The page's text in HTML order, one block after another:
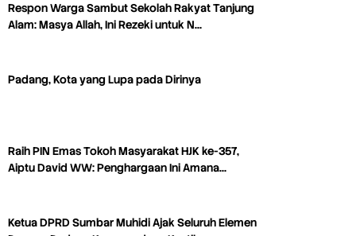
Respon Warga Sambut Sekolah Rakyat Tanjung
Alam: Masya Allah, Ini Rezeki untuk N…
Padang, Kota yang Lupa pada Dirinya
Raih PIN Emas Tokoh Masyarakat HJK ke-357,
Aiptu David WW: Penghargaan Ini Amana…
Ketua DPRD Sumbar Muhidi Ajak Seluruh Elemen